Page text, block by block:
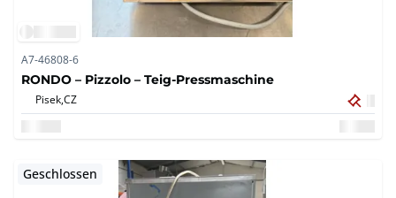
A7-46808-6
RONDO – Pizzolo – Teig-Pressmaschine
Pisek,CZ
Geschlossen